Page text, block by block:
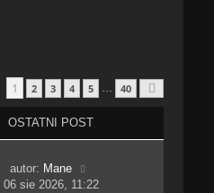
Strona 1Z 40
1 2 3 4 5 … 40
OSTATNI POST
autor: Mane
06 sie 2026, 11:22